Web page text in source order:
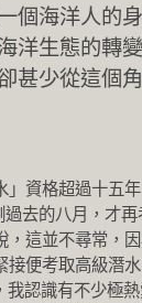
個海洋人的
洋生態的轉
甚少從這個
資格超過十五
去的八月，才
，這並不尋常，
接便考取高級潛
認識有不少極